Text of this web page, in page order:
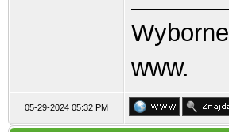
Wyborne
www.
05-29-2024 05:32 PM